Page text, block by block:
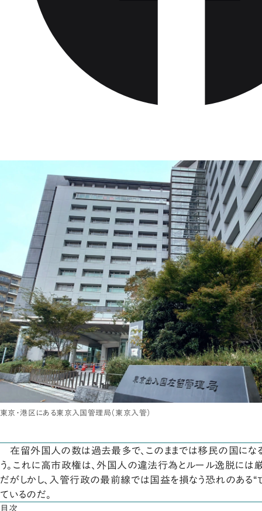
東京・港区にある東京入国管理局（東京入管）
在留外国人の数は過去最多で、このままでは移民の国にな
う。これに高市政権は、外国人の違法行為とルール逸脱には
だがしかし、入管行政の最前線では国益を損なう恐れのある
ているのだ。
目次